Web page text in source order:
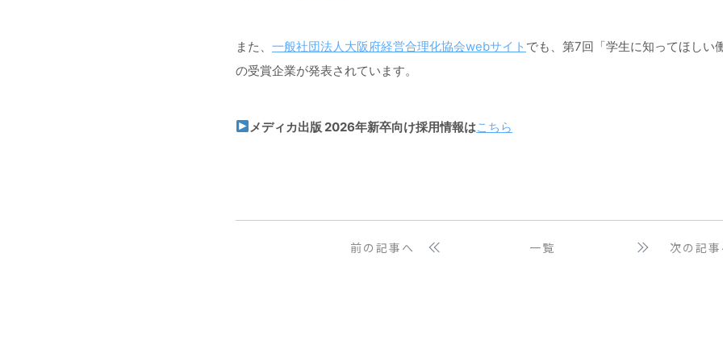
また、 一般社団法人大阪府経営合理化協会webサイト でも、第7回「学生に知ってほしい
の受賞企業が発表されています。
メディカ出版 2026年新卒向け採用情報はこちら
前の記事へ 一覧 次の記事